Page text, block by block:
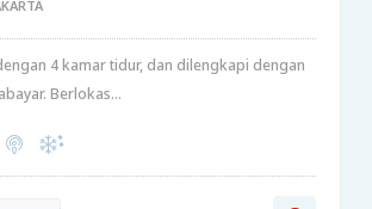
4 kamar tidur, dan dilengkapi dengan
Berlokas...